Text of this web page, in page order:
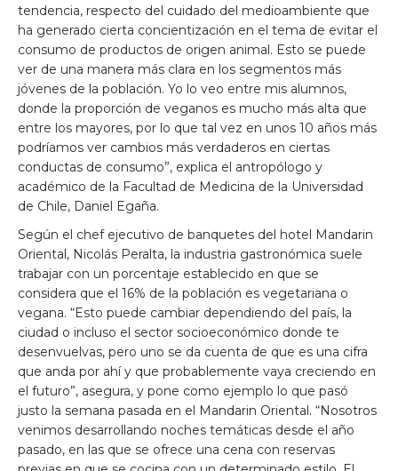
tendencia, respecto del cuidado del medioambiente que
ha generado cierta concientización en el tema de evitar el
consumo de productos de origen animal. Esto se puede
ver de una manera más clara en los segmentos más
jóvenes de la población. Yo lo veo entre mis alumnos,
donde la proporción de veganos es mucho más alta que
entre los mayores, por lo que tal vez en unos 10 años más
podríamos ver cambios más verdaderos en ciertas
conductas de consumo”, explica el antropólogo y
académico de la Facultad de Medicina de la Universidad
de Chile, Daniel Egaña.
Según el chef ejecutivo de banquetes del hotel Mandarin
Oriental, Nicolás Peralta, la industria gastronómica suele
trabajar con un porcentaje establecido en que se
considera que el 16% de la población es vegetariana o
vegana. “Esto puede cambiar dependiendo del país, la
ciudad o incluso el sector socioeconómico donde te
desenvuelvas, pero uno se da cuenta de que es una cifra
que anda por ahí y que probablemente vaya creciendo en
el futuro”, asegura, y pone como ejemplo lo que pasó
justo la semana pasada en el Mandarin Oriental. “Nosotros
venimos desarrollando noches temáticas desde el año
pasado, en las que se ofrece una cena con reservas